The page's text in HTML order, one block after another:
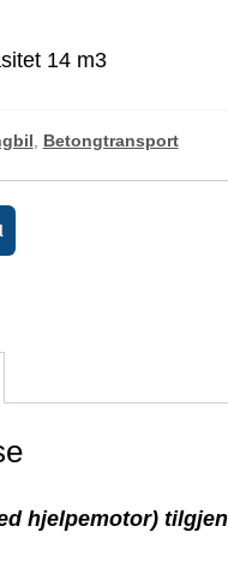
14 m3
Betongtransport
hjelpemotor)